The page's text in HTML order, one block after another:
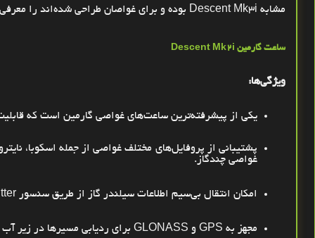
مشابه Descent Mk3i بوده و برای غواصان طراحی شده‌اند را
ساعت گارمین Descent Mk2i
ویژگی‌ها:
یکی از پیشرفته‌ترین ساعت‌های غواصی گارمین است که
پشتیبانی از پروفایل‌های مختلف غواصی از جمله اسکوبا،
غواصی چندگاز .
امکان انتقال بی‌سیم اطلاعات سیلندر گاز از طریق سنسور
مجهز به GPS و GLONASS برای ردیابی مسیرها در زیر